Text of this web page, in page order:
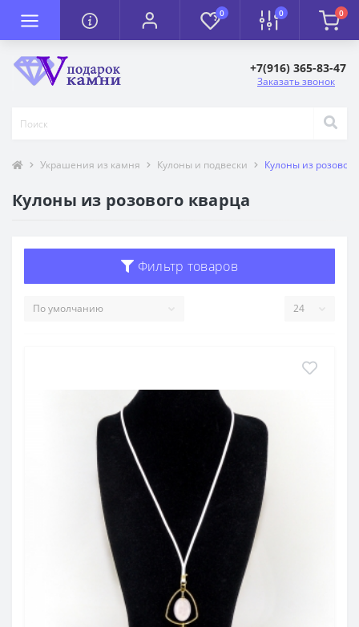
0 0 0
+7(916) 365-83-47
Заказать звонок
Украшения из камня Кулоны и подвески Кулоны из
Кулоны из розового кварца
Фильтр товаров